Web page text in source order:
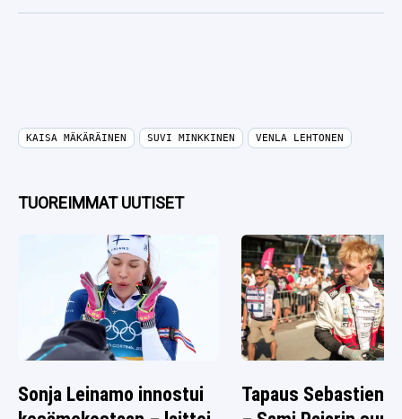
KAISA MÄKÄRÄINEN SUVI MINKKINEN VENLA LEHTONEN
TUOREIMMAT UUTISET
Sonja Leinamo innostui
Tapaus Sebastien